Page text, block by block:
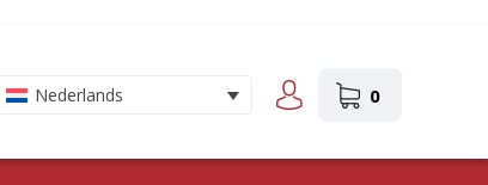
Nederlands 0